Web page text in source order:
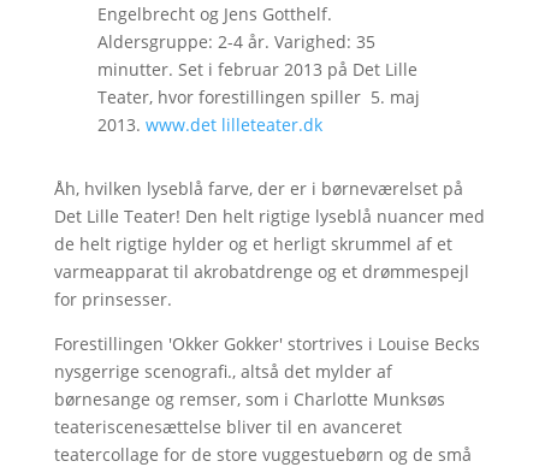
Engelbrecht og Jens Gotthelf.
Aldersgruppe: 2-4 år. Varighed: 35
minutter. Set i februar 2013 på Det Lille
Teater, hvor forestillingen spiller 5. maj
2013. www.det lilleteater.dk
Åh, hvilken lyseblå farve, der er i børneværelset på
Det Lille Teater! Den helt rigtige lyseblå nuancer med
de helt rigtige hylder og et herligt skrummel af et
varmeapparat til akrobatdrenge og et drømmespejl
for prinsesser.
Forestillingen 'Okker Gokker' stortrives i Louise Becks
nysgerrige scenografi., altså det mylder af
børnesange og remser, som i Charlotte Munksøs
teateriscenesættelse bliver til en avanceret
teatercollage for de store vuggestuebørn og de små